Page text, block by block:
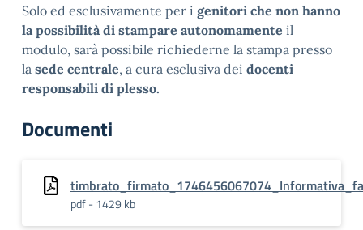
Solo ed esclusivamente per i genitori che non hanno
la possibilità di stampare autonomamente il
modulo, sarà possibile richiederne la stampa presso
la sede centrale, a cura esclusiva dei docenti
responsabili di plesso.
Documenti
pdf - 1429 kb